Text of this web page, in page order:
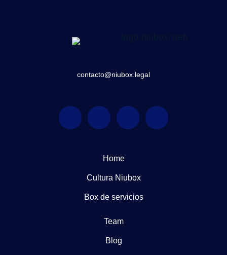
contacto@niubox.legal
Home
Cultura Niubox
Box de servicios
Team
Blog